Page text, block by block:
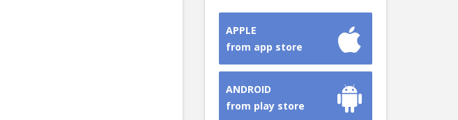
APPLE
from app store
ANDROID
from play store